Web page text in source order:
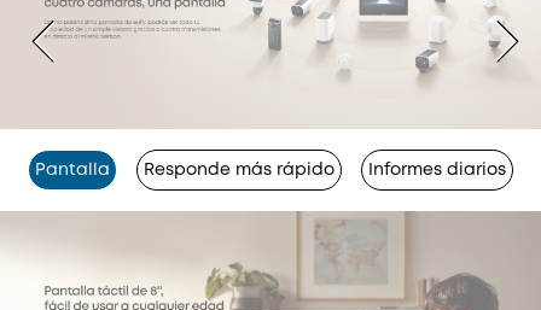
Pantalla Responde más rápido Informes diarios